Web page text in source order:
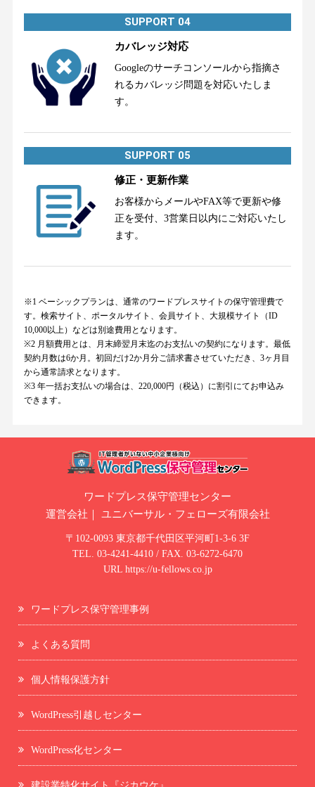
SUPPORT 04
カバレッジ対応
Googleのサーチコンソールから指摘さ
れるカバレッジ問題を対応いたしま
す。
SUPPORT 05
修正・更新作業
お客様からメールやFAX等で更新や修
正を受付、3営業日以内にご対応いたし
ます。
※1 ベーシックプランは、通常のワードプレスサイトの保守管理費で
す。検索サイト、ポータルサイト、会員サイト、大規模サイト（ID
10,000以上）などは別途費用となります。
※2 月額費用とは、月末締翌月末迄のお支払いの契約になります。最低
契約月数は6か月。初回だけ2か月分ご請求書させていただき、3ヶ月目
から通常請求となります。
※3 年一括お支払いの場合は、220,000円（税込）に割引にてお申込み
できます。
ワードプレス保守管理センター
運営会社｜ ユニバーサル・フェローズ有限会社
〒102-0093 東京都千代田区平河町1-3-6 3F
TEL. 03-4241-4410 / FAX. 03-6272-6470
URL https://u-fellows.co.jp
ワードプレス保守管理事例
よくある質問
個人情報保護方針
WordPress引越しセンター
WordPress化センター
建設業特化サイト『ジカウケ』